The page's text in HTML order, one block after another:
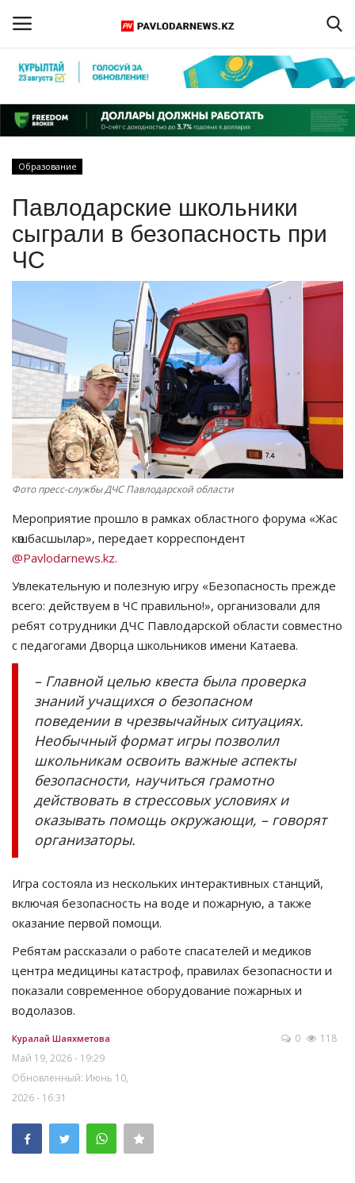
Регистрация
Главная
ПАВЛОДАРСКАЯ ОБЛАСТЬ
КАЗАХСТАН
СПЕЦПРОЕКТЫ
СПОРТ
Чек-лист
РАЗВЛЕЧЕНИЯ
Курултай
Язык
Қазақша Русский
Образование
Павлодарские школьники
сыграли в безопасность при
ЧС
Фото пресс-службы ДЧС Павлодарской области
Мероприятие прошло в рамках областного форума «Жас
көшбасшылар», передает корреспондент
@Pavlodarnews.kz.
Увлекательную и полезную игру «Безопасность прежде
всего: действуем в ЧС правильно!», организовали для
ребят сотрудники ДЧС Павлодарской области совместно
с педагогами Дворца школьников имени Катаева.
– Главной целью квеста была проверка
знаний учащихся о безопасном
поведении в чрезвычайных ситуациях.
Необычный формат игры позволил
школьникам освоить важные аспекты
безопасности, научиться грамотно
действовать в стрессовых условиях и
оказывать помощь окружающи, – говорят
организаторы.
Игра состояла из нескольких интерактивных станций,
включая безопасность на воде и пожарную, а также
оказание первой помощи.
Ребятам рассказали о работе спасателей и медиков
центра медицины катастроф, правилах безопасности и
показали современное оборудование пожарных и
водолазов.
Куралай Шаяхметова
Май 19, 2026 - 19:29
Обновленный: Июнь 10,
2026 - 16:31
0 118